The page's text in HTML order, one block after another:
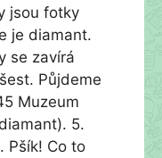
jsou fotky
je diamant.
se zavírá
Půjdeme
Muzeum
5.
Pšík! Co to